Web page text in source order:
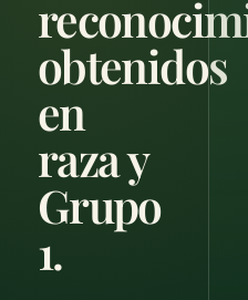
obtenidos
en
raza y
Grupo
1.